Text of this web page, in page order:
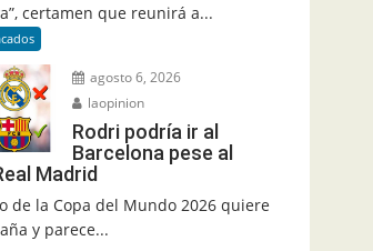
certamen que reunirá a...
agosto 6, 2026
laopinion
Rodri podría ir al
Barcelona pese al
Madrid
de la Copa del Mundo 2026 quiere
y parece...